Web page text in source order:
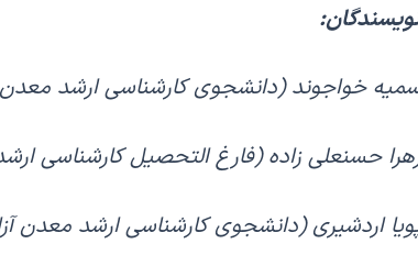
خواجوند (دانشجوی کارشناسی ارشد
حسنعلی زاده (فارغ التحصیل کارشناسی
اردشیری (دانشجوی کارشناسی ارشد معدن